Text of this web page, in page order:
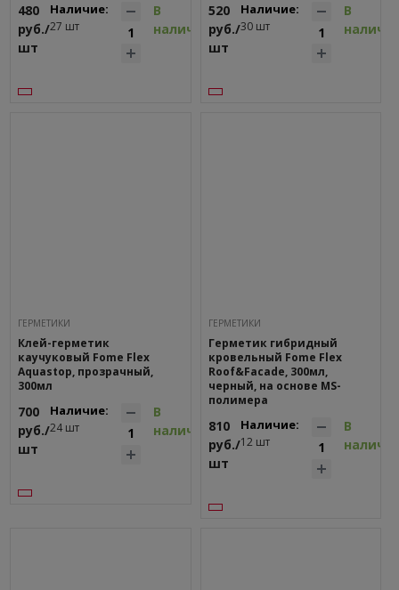
480
руб./
шт
Наличие:
27 шт
В
наличии
520
руб./
шт
Наличие:
30 шт
В
ГEPМЕТИКИ
Клей-герметик
каучуковый Fome Flex
Aquastop, прозрачный,
300мл
700
руб./
шт
Наличие:
24 шт
В
наличии
ГEPМЕТИКИ
Герметик гибридный
кровельный Fome Flex
Roof&Facade, 300мл,
черный, на основе MS-
полимера
810
руб./
шт
Наличие:
12 шт
В